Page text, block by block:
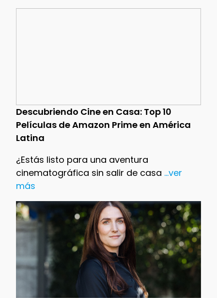
Descubriendo Cine en Casa: Top 10
Películas de Amazon Prime en América
Latina
¿Estás listo para una aventura
cinematográfica sin salir de casa ...ver
más